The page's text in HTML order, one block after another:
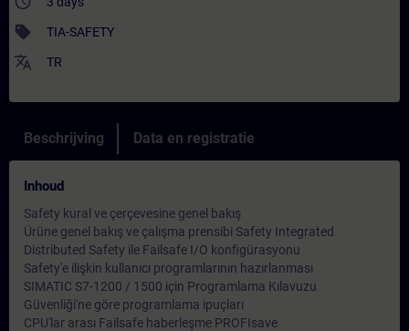
sell TIA-SAFETY
translate TR
Beschrijving Data en registratie
Inhoud
Safety kural ve çerçevesine genel bakış
Ürüne genel bakış ve çalışma prensibi Safety Integrated
Distributed Safety ile Failsafe I/O konfigürasyonu
Safety'e ilişkin kullanıcı programlarının hazırlanması
SIMATIC S7-1200 / 1500 için Programlama Kılavuzu
Güvenliği'ne göre programlama ipuçları
CPU'lar arası Failsafe haberleşme PROFIsave